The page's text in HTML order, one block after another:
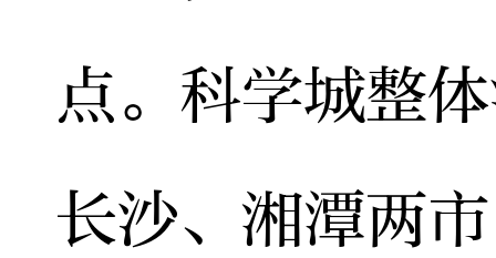
点。科学城整
长沙、湘潭两